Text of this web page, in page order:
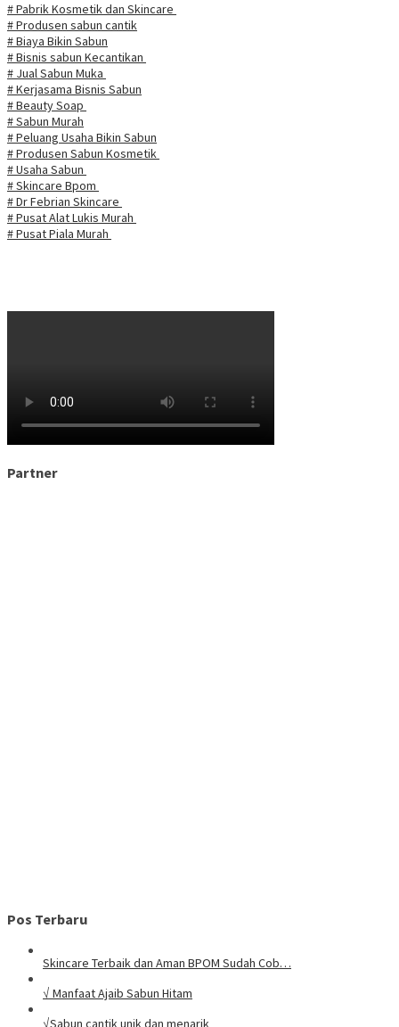
# Pabrik Kosmetik dan Skincare
# Produsen sabun cantik
# Biaya Bikin Sabun
# Bisnis sabun Kecantikan
# Jual Sabun Muka
# Kerjasama Bisnis Sabun
# Beauty Soap
# Sabun Murah
# Peluang Usaha Bikin Sabun
# Produsen Sabun Kosmetik
# Usaha Sabun
# Skincare Bpom
# Dr Febrian Skincare
# Pusat Alat Lukis Murah
# Pusat Piala Murah
Partner
Pos Terbaru
Skincare Terbaik dan Aman BPOM Sudah Cob…
√ Manfaat Ajaib Sabun Hitam
√Sabun cantik unik dan menarik